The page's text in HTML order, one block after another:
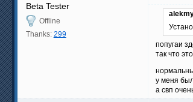
Beta Tester
Offline
Thanks: 299
попугаи
так что
у меня
а свп